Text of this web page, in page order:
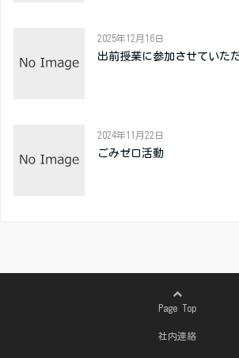
2025年12月16日
出前授業に参加させていた
2024年11月22日
ごみゼロ活動
Page Top
社内連絡